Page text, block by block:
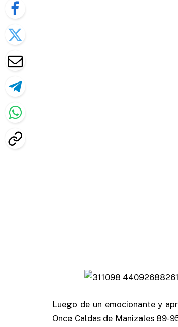
Luego de un emocionante y
Once Caldas de Manizales 89-